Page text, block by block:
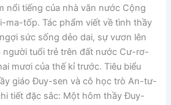
nổi tiếng của nhà vãn nước Cộng
tốp. Tác phẩm viết về tình thầy
sức sống dẻo dai, sự vươn lên
người tuổi trẻ trên đất nước Cư-rơ-
mươi của thế kỉ trước. Tiêu biểu
giáo Đuy-sen và cô học trò An-tư-
tiết đặc sắc: Một hôm thầy Đuy-